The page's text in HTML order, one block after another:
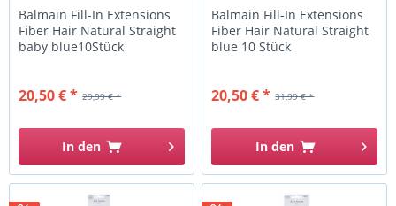
Balmain Fill-In Extensions
Fiber Hair Natural Straight
baby blue10Stück
29,99 € *
20,50 € *
In den
Balmain Fill-In Extensions
Fiber Hair Natural Straight
blue 10 Stück
31,99 € *
20,50 € *
In den